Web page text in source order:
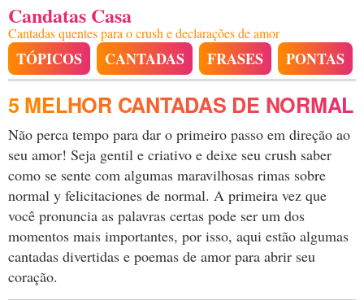
Candatas Casa
Cantadas quentes para o crush e declarações de amor
TÓPICOS CANTADAS FRASES PONTAS
5 MELHOR CANTADAS DE NORMAL
Não perca tempo para dar o primeiro passo em direção ao
seu amor! Seja gentil e criativo e deixe seu crush saber
como se sente com algumas maravilhosas rimas sobre
normal y felicitaciones de normal. A primeira vez que
você pronuncia as palavras certas pode ser um dos
momentos mais importantes, por isso, aqui estão algumas
cantadas divertidas e poemas de amor para abrir seu
coração.